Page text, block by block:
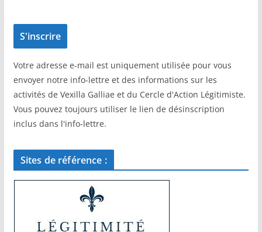
Votre adresse e-mail est uniquement utilisée pour vous
envoyer notre info-lettre et des informations sur les
activités de Vexilla Galliae et du Cercle d'Action Légitimiste.
Vous pouvez toujours utiliser le lien de désinscription
inclus dans l'info-lettre.
Sites de référence :